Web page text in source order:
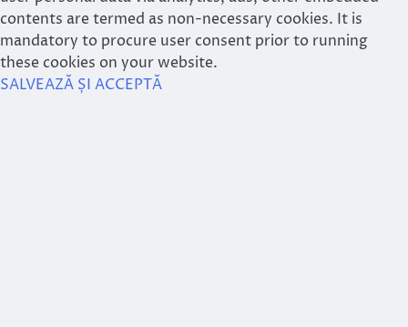
contents are termed as non-necessary cookies. It is
mandatory to procure user consent prior to running
these cookies on your website.
SALVEAZĂ ȘI ACCEPTĂ